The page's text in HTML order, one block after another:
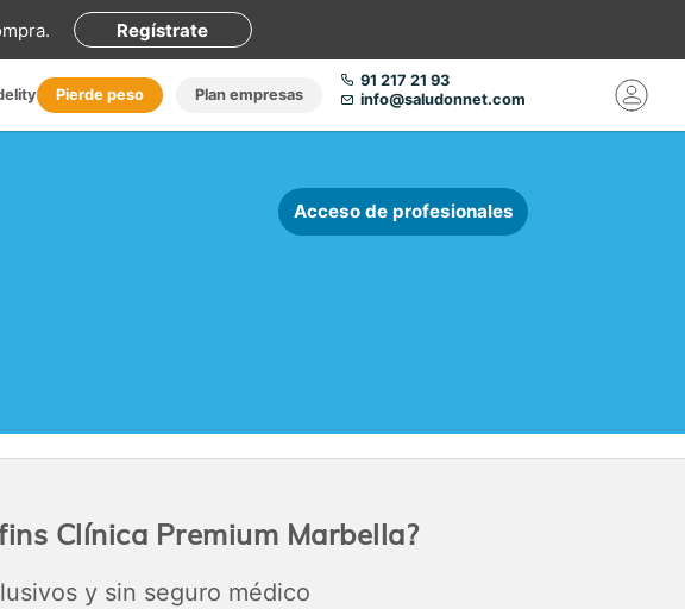
. Regístrate
Pierde peso Plan empresas
91 217 21 93
info@saludonnet.com
Acceso de profesionales
Clínica Premium Marbella?
y sin seguro médico